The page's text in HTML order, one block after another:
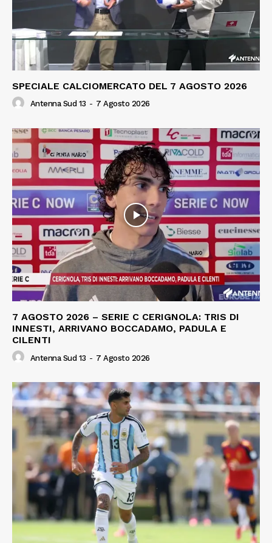
SPECIALE CALCIOMERCATO DEL 7 AGOSTO 2026
Antenna Sud 13 - 7 Agosto 2026
7 AGOSTO 2026 – SERIE C CERIGNOLA: TRIS DI
INNESTI, ARRIVANO BOCCADAMO, PADULA E
CILENTI
Antenna Sud 13 - 7 Agosto 2026